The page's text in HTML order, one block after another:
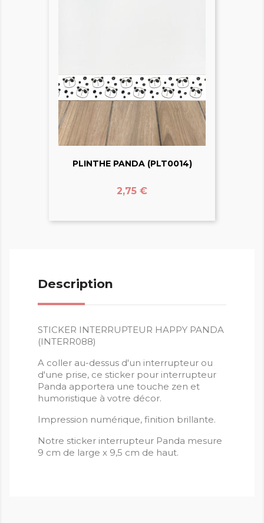
PLINTHE PANDA (PLT0014)
Prix
2,75 €
Description
STICKER INTERRUPTEUR HAPPY PANDA
(INTERR088)
A coller au-dessus d'un interrupteur ou
d'une prise, ce sticker pour interrupteur
Panda apportera une touche zen et
humoristique à votre décor.
Impression numérique, finition brillante.
Notre sticker interrupteur Panda mesure
9 cm de large x 9,5 cm de haut.